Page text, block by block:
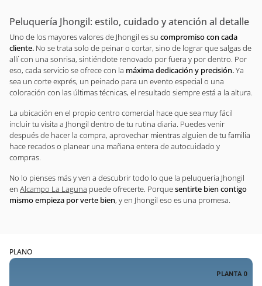
Peluquería Jhongil: estilo, cuidado y atención al detalle
Uno de los mayores valores de Jhongil es su compromiso con cada
cliente. No se trata solo de peinar o cortar, sino de lograr que salgas de
allí con una sonrisa, sintiéndote renovado por fuera y por dentro. Por
eso, cada servicio se ofrece con la máxima dedicación y precisión.Ya
sea un corte exprés, un peinado para un evento especial o una
coloración con las últimas técnicas, el resultado siempre está a la altura.
La ubicación en el propio centro comercial hace que sea muy fácil
incluir tu visita a Jhongil dentro de tu rutina diaria. Puedes venir
después de hacer la compra, aprovechar mientras alguien de tu familia
hace recados o planear una mañana entera de autocuidado y
compras.
No lo pienses más y ven a descubrir todo lo que la peluquería Jhongil
en Alcampo La Laguna puede ofrecerte. Porquesentirte bien contigo
mismo empieza por verte bien, y en Jhongil eso es una promesa.
PLANO